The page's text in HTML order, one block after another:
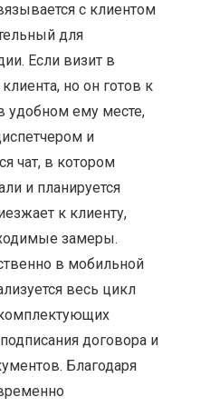
с клиентом
для
Если визит в
но он готов к
удобном ему месте,
и
чат, в котором
и планируется
к клиенту,
замеры.
в мобильной
весь цикл
договора и
Благодаря